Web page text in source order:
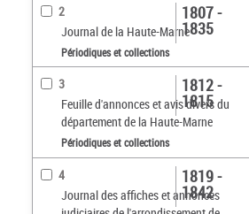
2
Journal de la Haute-Marne
1807 -
1835
Périodiques et collections
3
Feuille d'annonces et avis divers du
département de la Haute-Marne
1812 -
1815
Périodiques et collections
4
Journal des affiches et annonces
1819 -
1842